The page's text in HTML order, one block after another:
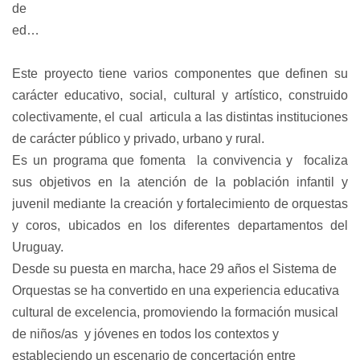
de
edad.
Este proyecto tiene varios componentes que definen su
carácter educativo, social, cultural y artístico, construido
colectivamente, el cual articula a las distintas instituciones
de carácter público y privado, urbano y rural.
Es un programa que fomenta la convivencia y focaliza
sus objetivos en la atención de la población infantil y
juvenil mediante la creación y fortalecimiento de orquestas
y coros, ubicados en los diferentes departamentos del
Uruguay.
Desde su puesta en marcha, hace 29 años el Sistema de
Orquestas se ha convertido en una experiencia educativa
cultural de excelencia, promoviendo la formación musical
de niños/as y jóvenes en todos los contextos y
estableciendo un escenario de concertación entre